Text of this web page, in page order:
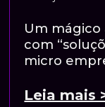
Um
com
micro
Leia mais